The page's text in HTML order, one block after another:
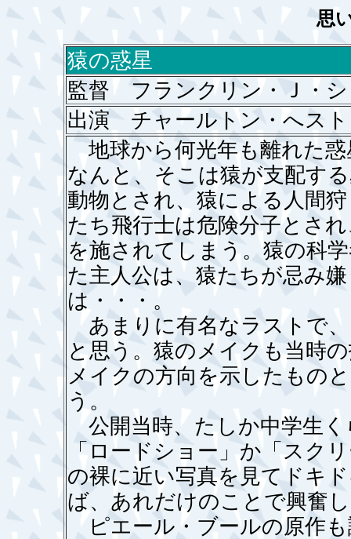
思
猿の惑星
監督 フランクリン・Ｊ・シ
出演 チャールトン・へス
地球から何光年も離れた惑
なんと、そこは猿が支配す
動物とされ、猿による人間
たち飛行士は危険分子とさ
を施されてしまう。猿の科
た主人公は、猿たちが忌み
は・・・。
あまりに有名なラストで
と思う。猿のメイクも当時
メイクの方向を示したもの
う。
公開当時、たしか中学生
「ロードショー」か「スク
の裸に近い写真を見てドキ
ば、あれだけのことで興奮
ピエール・ブールの原作